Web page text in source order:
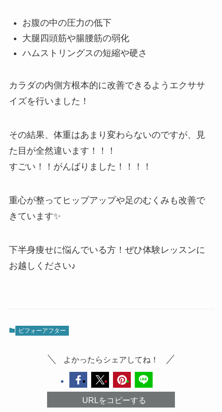
お腹の中の圧力の低下
大腿四頭筋や腸腰筋の弱化
ハムストリングスの短縮や硬さ
カラダの内側方根本的に改善できるようエクササ
イズを行いました！
その結果、体重はあまり変わらないのですが、見
た目が全然違います！！！
すごい！！がんばりました！！！！
重心が整ってヒップアップや足のむくみも改善で
きています✨
下半身痩せに悩んでいる方！ぜひ体験レッスンに
お越しください♪
ビフォーアフター
よかったらシェアしてね！
URLをコピーする